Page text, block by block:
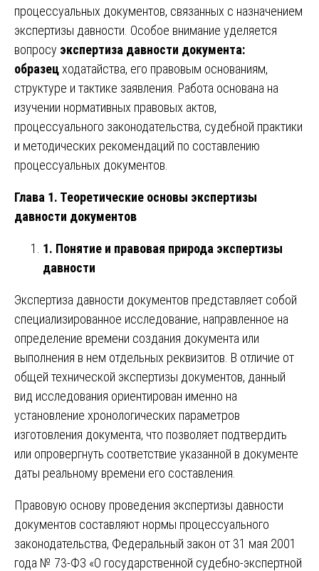
процессуальных документов, связанных с назначением
экспертизы давности. Особое внимание уделяется
вопросу экспертиза давности документа:
образецходатайства, его правовым основаниям,
структуре и тактике заявления. Работа основана на
изучении нормативных правовых актов,
процессуального законодательства, судебной практики
и методических рекомендаций по составлению
процессуальных документов.
Глава 1. Теоретические основы экспертизы
давности документов
1. Понятие и правовая природа экспертизы
давности
Экспертиза давности документов представляет собой
специализированное исследование, направленное на
определение времени создания документа или
выполнения в нем отдельных реквизитов. В отличие от
общей технической экспертизы документов, данный
вид исследования ориентирован именно на
установление хронологических параметров
изготовления документа, что позволяет подтвердить
или опровергнуть соответствие указанной в документе
даты реальному времени его составления.
Правовую основу проведения экспертизы давности
документов составляют нормы процессуального
законодательства, Федеральный закон от 31 мая 2001
года № 73-ФЗ «О государственной судебно-экспертной